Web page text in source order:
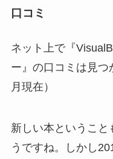
口コミ
ネット上で『
ー』の口コミは見
月現在）
新しい本ということ
うですね。しかし